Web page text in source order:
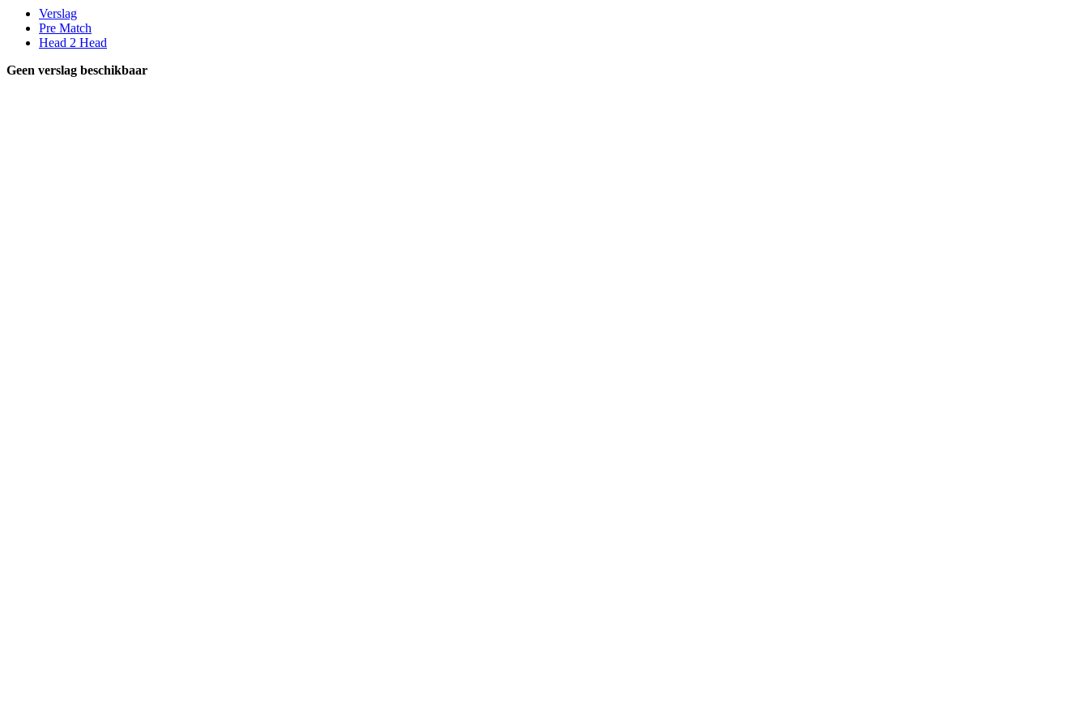
Verslag
Pre Match
Head 2 Head
Geen verslag beschikbaar